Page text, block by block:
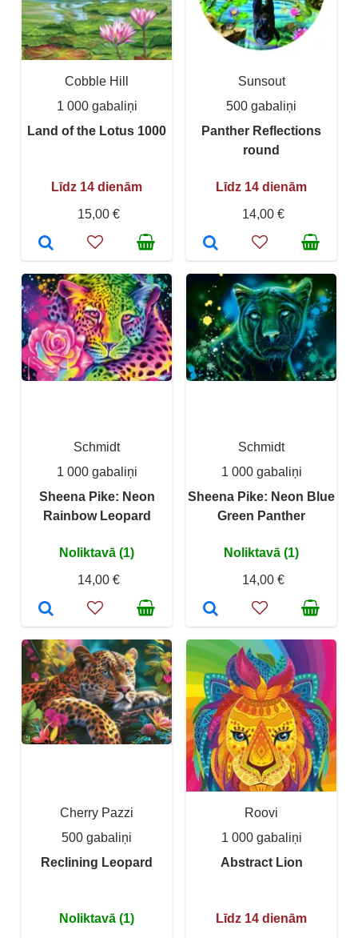
Cobble Hill
1 000 gabaliņi
Land of the Lotus 1000
Līdz 14 dienām
15,00 €
Sunsout
500 gabaliņi
Panther Reflections
round
Līdz 14 dienām
14,00 €
Schmidt
1 000 gabaliņi
Sheena Pike: Neon
Rainbow Leopard
Noliktavā (1)
14,00 €
Schmidt
1 000 gabaliņi
Sheena Pike: Neon Blue
Green Panther
Noliktavā (1)
14,00 €
Cherry Pazzi
500 gabaliņi
Reclining Leopard
Noliktavā (1)
Roovi
1 000 gabaliņi
Abstract Lion
Līdz 14 dienām